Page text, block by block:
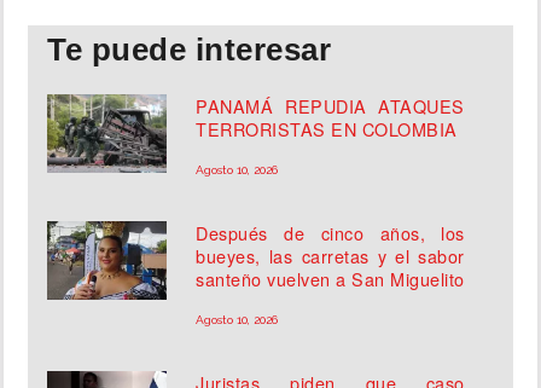
Te puede interesar
PANAMÁ REPUDIA ATAQUES
TERRORISTAS EN COLOMBIA
Agosto 10, 2026
Después de cinco años, los
bueyes, las carretas y el sabor
santeño vuelven a San Miguelito
Agosto 10, 2026
Juristas piden que caso